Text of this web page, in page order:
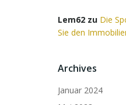
Lem62 zu Die
Sie den
Archives
Januar 2024